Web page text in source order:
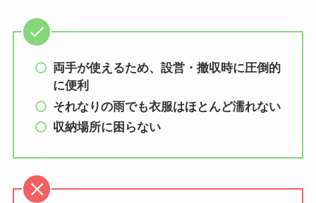
両手が使えるため、設営・撤収時に圧倒的
に便利
それなりの雨でも衣服はほとんど濡れない
収納場所に困らない